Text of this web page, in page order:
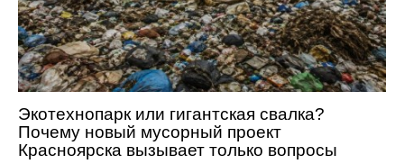
Экотехнопарк или гигантская свалка?
Почему новый мусорный проект
Красноярска вызывает только вопросы